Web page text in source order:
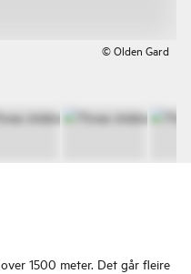
© Olden Gard
1500 meter. Det går fleire